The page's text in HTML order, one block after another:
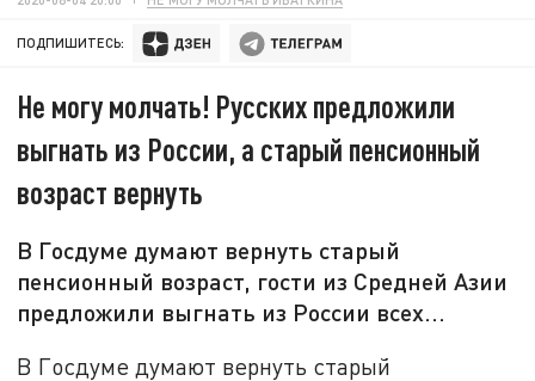
ПОДПИШИТЕСЬ:
Не могу молчать! Русских предложили
выгнать из России, а старый пенсионный
возраст вернуть
В Госдуме думают вернуть старый
пенсионный возраст, гости из Средней Азии
предложили выгнать из России всех...
В Госдуме думают вернуть старый